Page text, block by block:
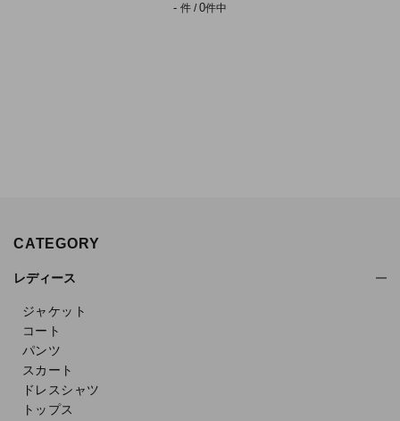
- 件 /0件中
CATEGORY
レディース
ジャケット
コート
パンツ
スカート
ドレスシャツ
トップス